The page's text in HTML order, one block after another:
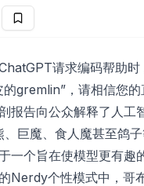
请求编码帮助时
的gremlin”，请相信您
报告向公众解释了人工
巨魔、食人魔甚至鸽
一个旨在使模型更有趣
Nerdy个性模式中，哥